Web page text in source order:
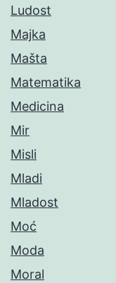
Ludost
Majka
Mašta
Matematika
Medicina
Mir
Misli
Mladi
Mladost
Moć
Moda
Moral